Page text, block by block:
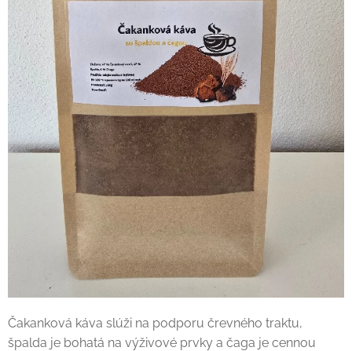
Čakanková káva slúži na podporu črevného traktu,
špalda je bohatá na výživové prvky a čaga je cennou